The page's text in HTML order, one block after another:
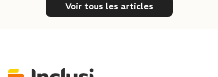
Voir tous les articles